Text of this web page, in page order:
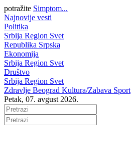
potražite Simptom...
Najnovije vesti
Politika
Srbija Region Svet
Republika Srpska
Ekonomija
Srbija Region Svet
Društvo
Srbija Region Svet
Zdravlje Beograd Kultura/Zabava Sport
Petak, 07. avgust 2026.